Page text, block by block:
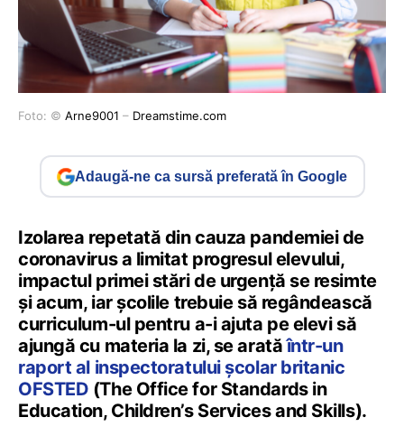
Foto: © Arne9001 – Dreamstime.com
Adaugă-ne ca sursă preferată în Google
Izolarea repetată din cauza pandemiei de
coronavirus a limitat progresul elevului,
impactul primei stări de urgență se resimte
și acum, iar școlile trebuie să regândească
curriculum-ul pentru a-i ajuta pe elevi să
ajungă cu materia la zi, se aratăîntr-un
raport al inspectoratului școlar britanic
OFSTED (The Office for Standards in
Education, Children’s Services and Skills).